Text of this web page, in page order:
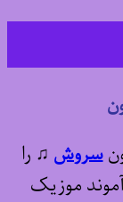
سروش ♫ را
موزیک